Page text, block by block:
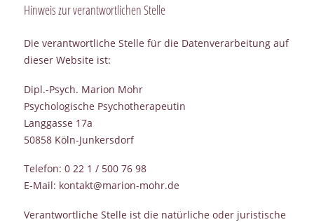
Hinweis zur verantwortlichen Stelle
Die verantwortliche Stelle für die Datenverarbeitung auf
dieser Website ist:
Dipl.-Psych. Marion Mohr
Psychologische Psychotherapeutin
Langgasse 17a
50858 Köln-Junkersdorf
Telefon: 0 22 1 / 500 76 98
E-Mail: kontakt@marion-mohr.de
Verantwortliche Stelle ist die natürliche oder juristische